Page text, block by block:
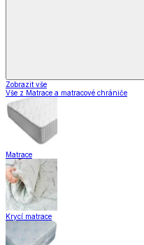
Zobrazit vše
Vše z Matrace a matracové chrániče
Matrace
Krycí matrace